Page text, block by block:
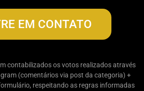
EM CONTATO
contabilizados os votos realizados através
(comentários via post da categoria) +
respeitando as regras informadas